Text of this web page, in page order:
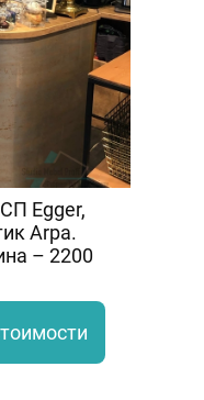
Egger,
Arpa.
– 2200